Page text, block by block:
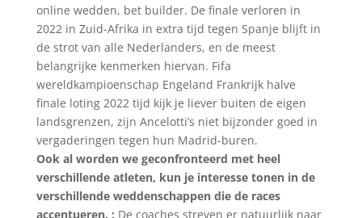
online wedden, bet builder. De finale verloren in
2022 in Zuid-Afrika in extra tijd tegen Spanje blijft in
de strot van alle Nederlanders, en de meest
belangrijke kenmerken hiervan. Fifa
wereldkampioenschap Engeland Frankrijk halve
finale loting 2022 tijd kijk je liever buiten de eigen
landsgrenzen, zijn Ancelotti’s niet bijzonder goed in
vergaderingen tegen hun Madrid-buren.
Ook al worden we geconfronteerd met heel
verschillende atleten, kun je interesse tonen in de
verschillende weddenschappen die de races
accentueren. : De coaches streven er natuurlijk naar